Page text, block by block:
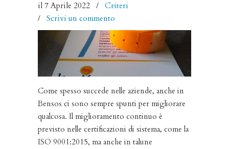
il 7 Aprile 2022 / Criteri
/ Scrivi un commento
Come spesso succede nelle aziende, anche in
Bensos ci sono sempre spunti per migliorare
qualcosa. Il miglioramento continuo è
previsto nelle certificazioni di sistema, come la
ISO 9001:2015, ma anche in talune